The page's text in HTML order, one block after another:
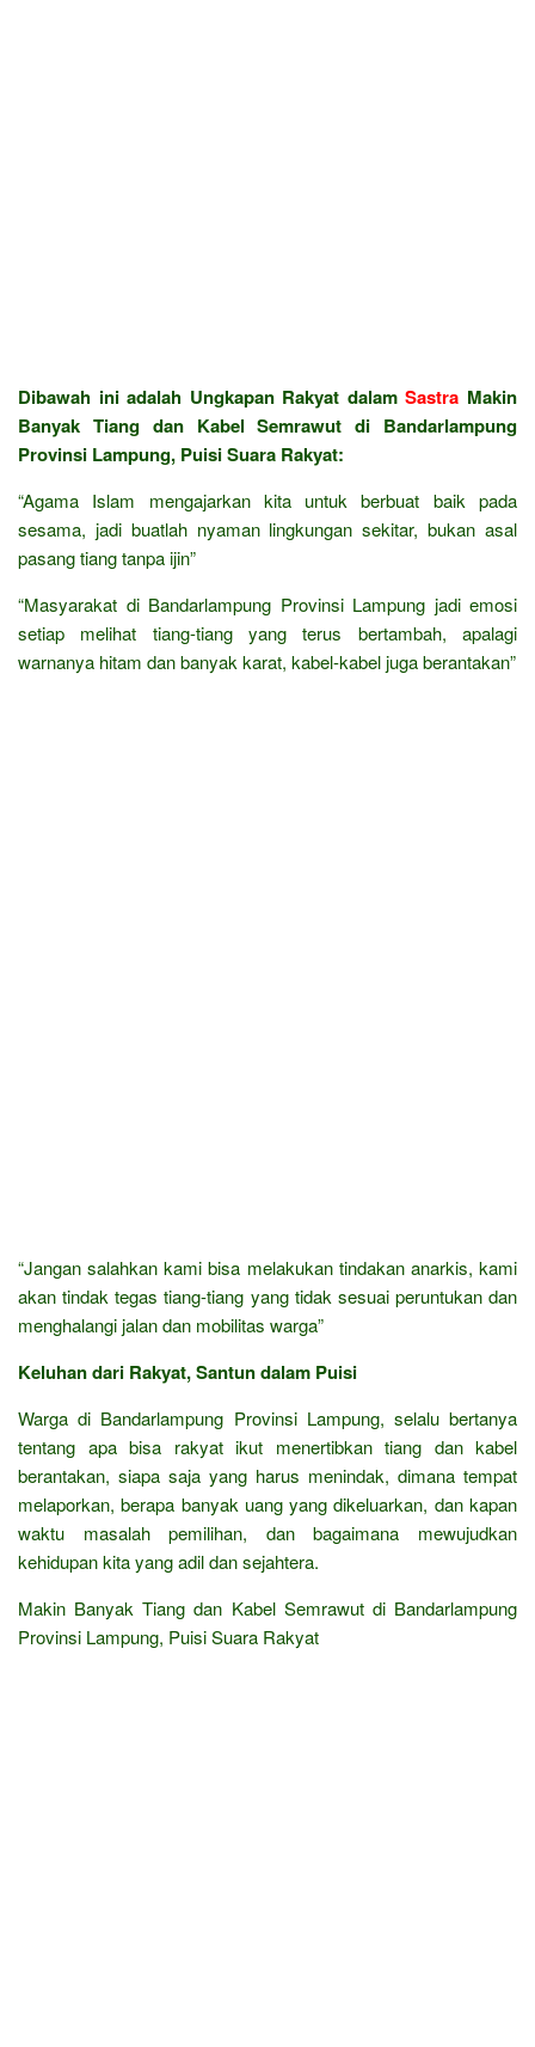
Dibawah ini adalah Ungkapan Rakyat dalamSastra Makin
Banyak Tiang dan Kabel Semrawut di Bandarlampung
Provinsi Lampung, Puisi Suara Rakyat:
“Agama Islam mengajarkan kita untuk berbuat baik pada
sesama, jadi buatlah nyaman lingkungan sekitar, bukan asal
pasang tiang tanpa ijin”
“Masyarakat di Bandarlampung Provinsi Lampung jadi emosi
setiap melihat tiang-tiang yang terus bertambah, apalagi
warnanya hitam dan banyak karat, kabel-kabel juga berantakan”
“Jangan salahkan kami bisa melakukan tindakan anarkis, kami
akan tindak tegas tiang-tiang yang tidak sesuai peruntukan dan
menghalangi jalan dan mobilitas warga”
Keluhan dari Rakyat, Santun dalam Puisi
Warga di Bandarlampung Provinsi Lampung, selalu bertanya
tentang apa bisa rakyat ikut menertibkan tiang dan kabel
berantakan, siapa saja yang harus menindak, dimana tempat
melaporkan, berapa banyak uang yang dikeluarkan, dan kapan
waktu masalah pemilihan, dan bagaimana mewujudkan
kehidupan kita yang adil dan sejahtera.
Makin Banyak Tiang dan Kabel Semrawut di Bandarlampung
Provinsi Lampung, Puisi Suara Rakyat